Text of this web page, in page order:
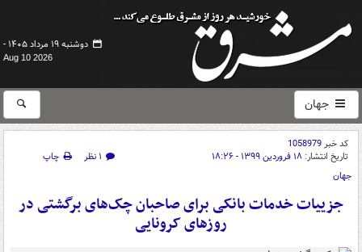
دوشنبه ۱۹ مرداد ۱۴۰۵ -
Aug 10 2026
جهان
کد خبر1058979
تاریخ انتشار: ۱۸ فروردین ۱۳۹۹ - ۱۸:۲۶ ۱ نظر
چاپ
جهان
جزییات خدمات بانکی برای صاحبان چک‌های برگشتی در
روزهای کرونایی